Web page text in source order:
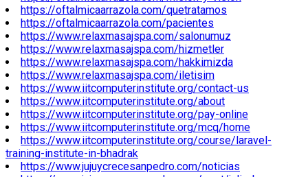
https://oftalmicaarrazola.com/quetratamos
https://oftalmicaarrazola.com/pacientes
https://www.relaxmasajspa.com/salonumuz
https://www.relaxmasajspa.com/hizmetler
https://www.relaxmasajspa.com/hakkimizda
https://www.relaxmasajspa.com/iletisim
https://www.iitcomputerinstitute.org/contact-us
https://www.iitcomputerinstitute.org/about
https://www.iitcomputerinstitute.org/pay-online
https://www.iitcomputerinstitute.org/mcq/home
https://www.iitcomputerinstitute.org/course/laravel-
training-institute-in-bhadrak
https://www.jujuycrecesanpedro.com/noticias